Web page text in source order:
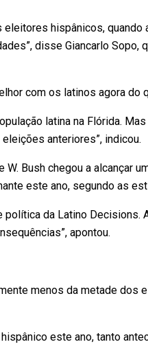
hispânicos, quando
disse Giancarlo Sopo,
com os latinos agora do
latina na Flórida.
anteriores”, indicou.
Bush chegou a alcançar
este ano, segundo as
da Latino Decisions.
apontou.
menos da metade dos
este ano, tanto